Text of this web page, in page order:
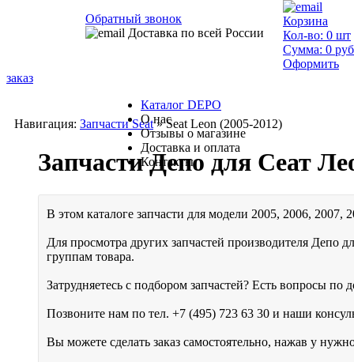
Навигация: Запчасти Seat» Seat Leon (2005-2012)
Запчасти Депо для Сеат
В этом каталоге запчасти для модели 2005, 2006, 2007,
Для просмотра других запчастей производителя Депо
группам товара.
Затрудняетесь с подбором запчастей? Есть вопросы по
Позвоните нам по тел. +7 (495) 723 63 30 и наши
Вы можете сделать заказ самостоятельно, нажав у
Обратный звонок
Доставка по всей России
Корзина
Кол-во: 0 шт
Сумма: 0
Оформить
заказ
Каталог DEPO
О нас
Отзывы о магазине
Доставка и оплата
Контакты